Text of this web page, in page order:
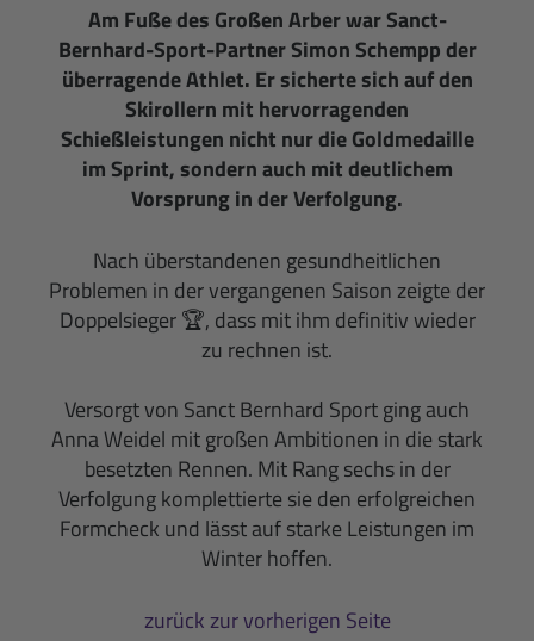
Am Fuße des Großen Arber war Sanct-
Bernhard-Sport-Partner Simon Schempp der
überragende Athlet. Er sicherte sich auf den
Skirollern mit hervorragenden
Schießleistungen nicht nur die Goldmedaille
im Sprint, sondern auch mit deutlichem
Vorsprung in der Verfolgung.
Nach überstandenen gesundheitlichen
Problemen in der vergangenen Saison zeigte der
Doppelsieger 🏆, dass mit ihm definitiv wieder
zu rechnen ist.
Versorgt von Sanct Bernhard Sport ging auch
Anna Weidel mit großen Ambitionen in die stark
besetzten Rennen. Mit Rang sechs in der
Verfolgung komplettierte sie den erfolgreichen
Formcheck und lässt auf starke Leistungen im
Winter hoffen.
zurück zur vorherigen Seite